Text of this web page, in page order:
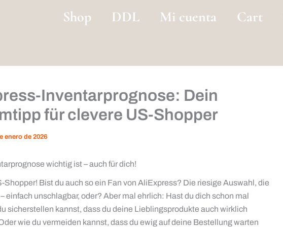
Shop DDL Mi cuenta Cart
Inventarprognose: Dein
für clevere US-Shopper
enero de 2026
wichtig ist – auch für dich!
Shopper! Bist du auch so ein Fan von AliExpress? Die riesige Auswahl, die
einfach unschlagbar, oder? Aber mal ehrlich: Hast du dich schon mal
sicherstellen kannst, dass du deine Lieblingsprodukte auch wirklich
wie du vermeiden kannst, dass du ewig auf deine Bestellung warten